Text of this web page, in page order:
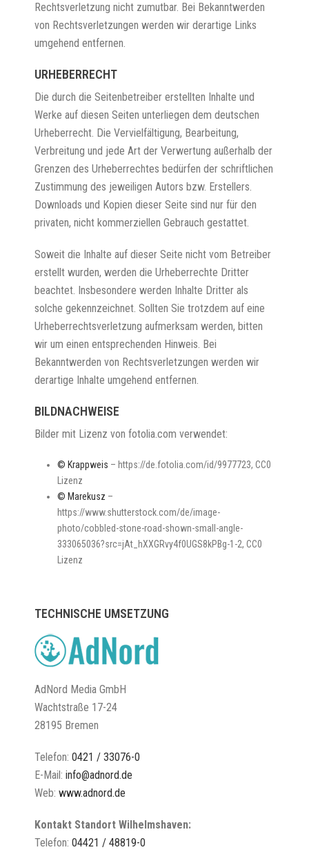
Rechtsverletzung nicht zumutbar. Bei Bekanntwerden
von Rechtsverletzungen werden wir derartige Links
umgehend entfernen.
URHEBERRECHT
Die durch die Seitenbetreiber erstellten Inhalte und
Werke auf diesen Seiten unterliegen dem deutschen
Urheberrecht. Die Vervielfältigung, Bearbeitung,
Verbreitung und jede Art der Verwertung außerhalb der
Grenzen des Urheberrechtes bedürfen der schriftlichen
Zustimmung des jeweiligen Autors bzw. Erstellers.
Downloads und Kopien dieser Seite sind nur für den
privaten, nicht kommerziellen Gebrauch gestattet.
Soweit die Inhalte auf dieser Seite nicht vom Betreiber
erstellt wurden, werden die Urheberrechte Dritter
beachtet. Insbesondere werden Inhalte Dritter als
solche gekennzeichnet. Sollten Sie trotzdem auf eine
Urheberrechtsverletzung aufmerksam werden, bitten
wir um einen entsprechenden Hinweis. Bei
Bekanntwerden von Rechtsverletzungen werden wir
derartige Inhalte umgehend entfernen.
BILDNACHWEISE
Bilder mit Lizenz von fotolia.com verwendet:
© Krappweis – https://de.fotolia.com/id/9977723, CC0
Lizenz
© Marekusz –
https://www.shutterstock.com/de/image-
photo/cobbled-stone-road-shown-small-angle-
333065036?src=jAt_hXXGRvy4f0UGS8kPBg-1-2, CC0
Lizenz
TECHNISCHE UMSETZUNG
AdNord Media GmbH
Wachtstraße 17-24
28195 Bremen
Telefon: 0421 / 33076-0
E-Mail: info@adnord.de
Web: www.adnord.de
Kontakt Standort Wilhelmshaven:
Telefon: 04421 / 48819-0